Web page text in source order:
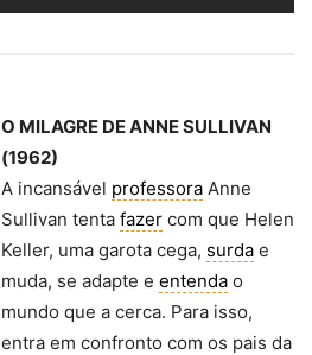
O MILAGRE DE ANNE SULLIVAN
(1962)
A incansável professora Anne
Sullivan tenta fazer com que Helen
Keller, uma garota cega, surda e
muda, se adapte e entenda o
mundo que a cerca. Para isso,
entra em confronto com os pais da